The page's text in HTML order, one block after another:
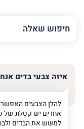
השם
שלך
טלפון (חובה)
איזה צבעי בדים
להלן הצבעים
אחרים יש קטלוג של
למשש את הבדים